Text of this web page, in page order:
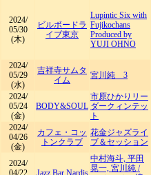
2024/
05/30
(木)
ビルボードラ
イブ東京
Lupintic Six with
Fujikochans
Produced by
YUJI OHNO
2024/
05/29
(水)
吉祥寺サムタ
イム
宮川純 3
2024/
05/24
(金)
BODY&SOUL
市原ひかりリー
ダークィンテッ
ト
2024/
04/26
(金)
カフェ・コッ
トンクラブ
花金ジャズライ
ブ＆セッション
2024/
中村海斗, 平田
晃一, 宮川純 /